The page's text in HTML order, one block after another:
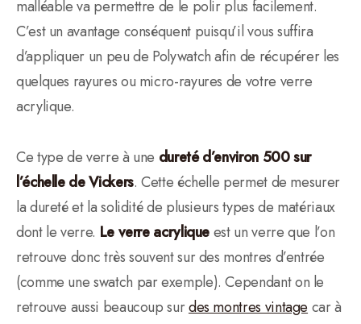
malléable va permettre de le polir plus facilement.
C’est un avantage conséquent puisqu’il vous suffira
d’appliquer un peu de Polywatch afin de récupérer les
quelques rayures ou micro-rayures de votre verre
acrylique.
Ce type de verre à une dureté d’environ 500 sur
l’échelle de Vickers. Cette échelle permet de mesurer
la dureté et la solidité de plusieurs types de matériaux
dont le verre. Le verre acryliqueest un verre que l’on
retrouve donc très souvent sur des montres d’entrée
(comme une swatch par exemple). Cependant on le
retrouve aussi beaucoup surdes montres vintage car à